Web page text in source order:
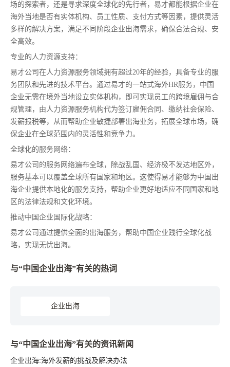
场的探索者，还是寻求深度全球化的先行者，易才都能根据企业在
海外当地是否有实体机构、员工性质、支付方式等因素，提供灵活
多样的解决方案，满足不同阶段企业出海需求，确保合法合规、安
全高效。
专业的人力资源支持：
易才公司在人力资源服务领域拥有超过20年的经验，具备专业的服
务团队和先进的技术平台。通过易才的一站式海外HR服务，中国
企业无需在境外当地设立实体机构，即可实现员工的跨境雇佣与合
规管理，由人力资源服务机构代为签订雇佣合同、缴纳社会保险、
发薪报税等，从而帮助企业敏捷部署出海业务，拓展全球市场，确
保企业在全球范围内的灵活性和竞争力。
全球化的服务网络：
易才公司的服务网络遍布全球，除战乱国、经济极不发达地区外，
服务基本可以覆盖全球所有国家和地区。这使得易才能够为中国出
海企业提供本地化的服务支持，帮助企业更好地适应不同国家和地
区的法律法规和文化环境。
推动中国企业国际化战略：
易才公司通过提供全面的出海服务，帮助中国企业践行全球化战
略，实现无忧出海。
与“中国企业出海”有关的热词
企业出海
与“中国企业出海”有关的资讯新闻
企业出海:海外发薪的挑战及解决办法